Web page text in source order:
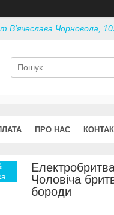
В'ячеслава Чорновола,
ПРО НАС
Чоловіча
бороди